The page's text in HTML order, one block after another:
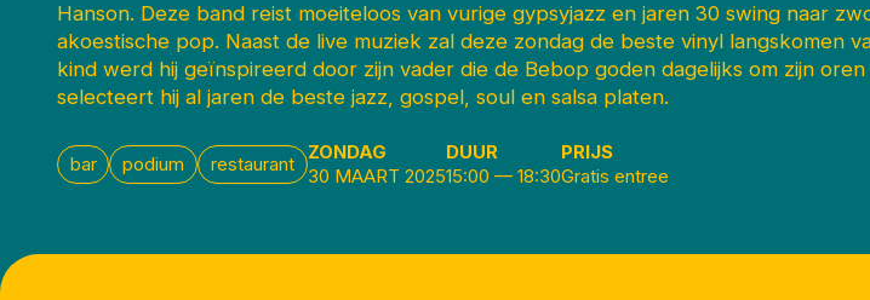
Hanson. Deze band reist moeiteloos van vurige gypsyjazz en jaren 30 swing naar
akoestische pop. Naast de live muziek zal deze zondag de beste vinyl langskomen
kind werd hij geïnspireerd door zijn vader die de Bebop goden dagelijks om zijn
selecteert hij al jaren de beste jazz, gospel, soul en salsa platen.
bar podium restaurant
ZONDAG
30 MAART 2025
DUUR
15:00 — 18:30
PRIJS
Gratis entree